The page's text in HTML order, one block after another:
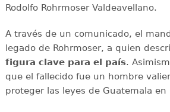
Rodolfo Rohrmoser Valdeavellano.
A través de un comunicado, el
legado de Rohrmoser, a quien
figura clave para el país.
que el fallecido fue un hombre
proteger las leyes de Guatemala